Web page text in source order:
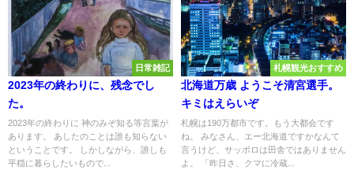
日常雑記
2023年の終わりに、残念でし
た。
2023年の終わりに 神のみぞ知る等言葉が
あります。 あしたのことは誰も知らない
ということです。 しかしながら、誰しも
平穏に暮らしたいもので...
札幌観光おすすめ
北海道万歳 ようこそ清宮選手。
キミはえらいぞ
札幌は190万都市です。もう大都会です
ね。 みなさん、エー北海道ですかなんて
言うけど、サッポロは田舎ではありません
よ。 「昨日さ、クマに冷蔵...